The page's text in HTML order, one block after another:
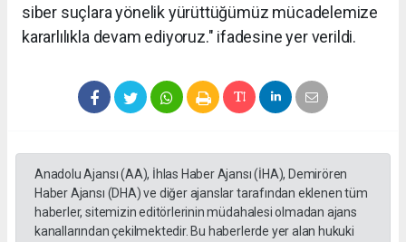
siber suçlara yönelik yürüttüğümüz mücadelemize
kararlılıkla devam ediyoruz." ifadesine yer verildi.
Anadolu Ajansı (AA), İhlas Haber Ajansı (İHA), Demirören
Haber Ajansı (DHA) ve diğer ajanslar tarafından eklenen tüm
haberler, sitemizin editörlerinin müdahalesi olmadan ajans
kanallarından çekilmektedir. Bu haberlerde yer alan hukuki